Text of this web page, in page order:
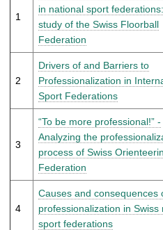
1
in national sport
study of the Swiss Floorball
Federation
2
Drivers of and Barriers to
Professionalization in
Sport Federations
3
“To be more professional!” -
Analyzing the
process of Swiss
Federation
4
Causes and consequences
professionalization in Swiss
sport federations